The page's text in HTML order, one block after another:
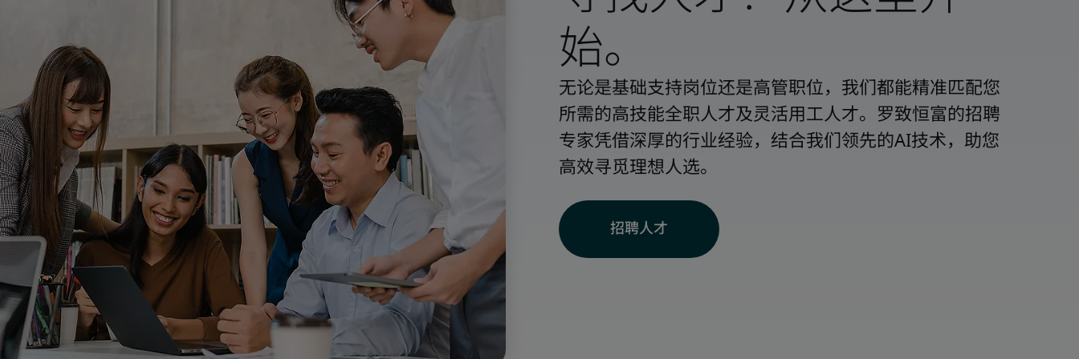
始。
无论是基础支持岗位还是高管职位，我们都能精准匹配您
所需的高技能全职人才及灵活用工人才。罗致恒富的招聘
专家凭借深厚的行业经验，结合我们领先的AI技术，助您
高效寻觅理想人选。
招聘人才